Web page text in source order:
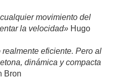
movimiento del
la velocidad» Hugo
eficiente. Pero al
dinámica y compacta
Bron